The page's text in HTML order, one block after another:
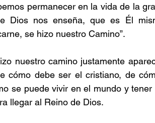
permanecer en la vida de la
Dios nos enseña, que es Él
se hizo nuestro Camino”.
nuestro camino justamente
cómo debe ser el cristiano, de
se puede vivir en el mundo y
llegar al Reino de Dios.